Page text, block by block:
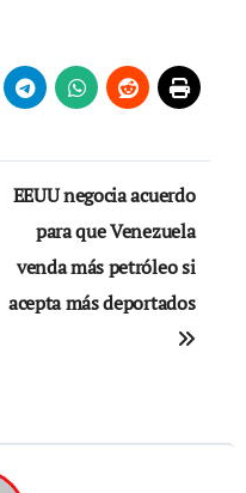
EEUU negocia acuerdo
para que Venezuela
venda más petróleo si
acepta más deportados